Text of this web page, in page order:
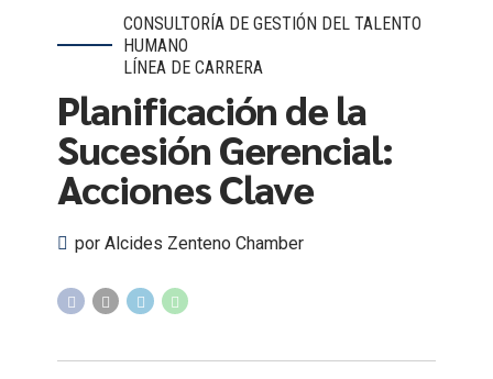
CONSULTORÍA DE GESTIÓN DEL TALENTO
HUMANO
LÍNEA DE CARRERA
Planificación de la
Sucesión Gerencial:
Acciones Clave
por Alcides Zenteno Chamber